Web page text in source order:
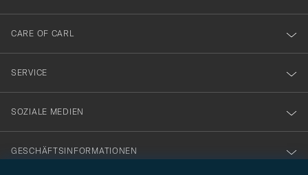
dig
till
vårt
nyhetsbrev!
CARE OF CARL
SERVICE
SOZIALE MEDIEN
GESCHÄFTSINFORMATIONEN